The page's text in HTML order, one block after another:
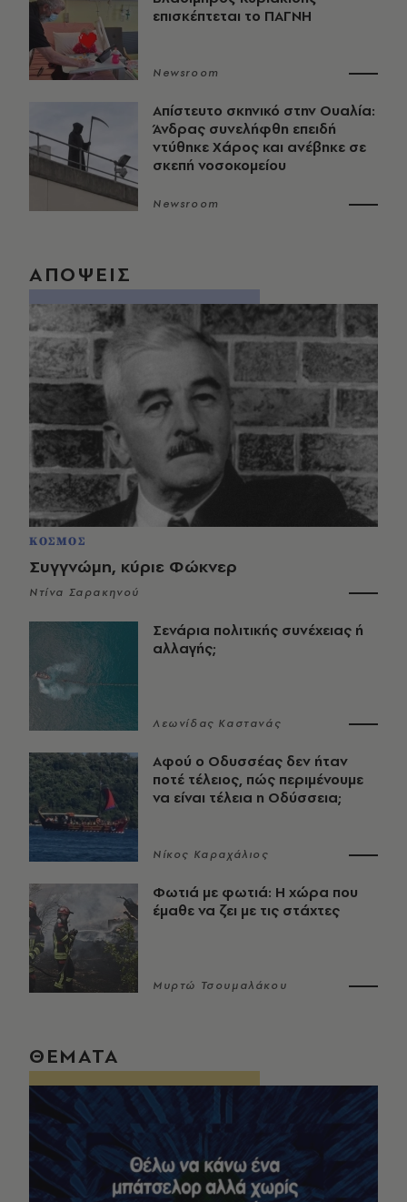
επισκέπτεται το ΠΑΓΝΗ
Newsroom
Απίστευτο σκηνικό στην Ουαλία:
Άνδρας συνελήφθη επειδή
ντύθηκε Χάρος και ανέβηκε σε
σκεπή νοσοκομείου
Newsroom
ΑΠΟΨΕΙΣ
ΚΟΣΜΟΣ
Συγγνώμη, κύριε Φώκνερ
Ντίνα Σαρακηνού
Σενάρια πολιτικής συνέχειας ή
αλλαγής;
Λεωνίδας Καστανάς
Αφού ο Οδυσσέας δεν ήταν
ποτέ τέλειος, πώς περιμένουμε
να είναι τέλεια η Οδύσσεια;
Νίκος Καραχάλιος
Φωτιά με φωτιά: Η χώρα που
έμαθε να ζει με τις στάχτες
Μυρτώ Τσουμαλάκου
ΘΕΜΑΤΑ